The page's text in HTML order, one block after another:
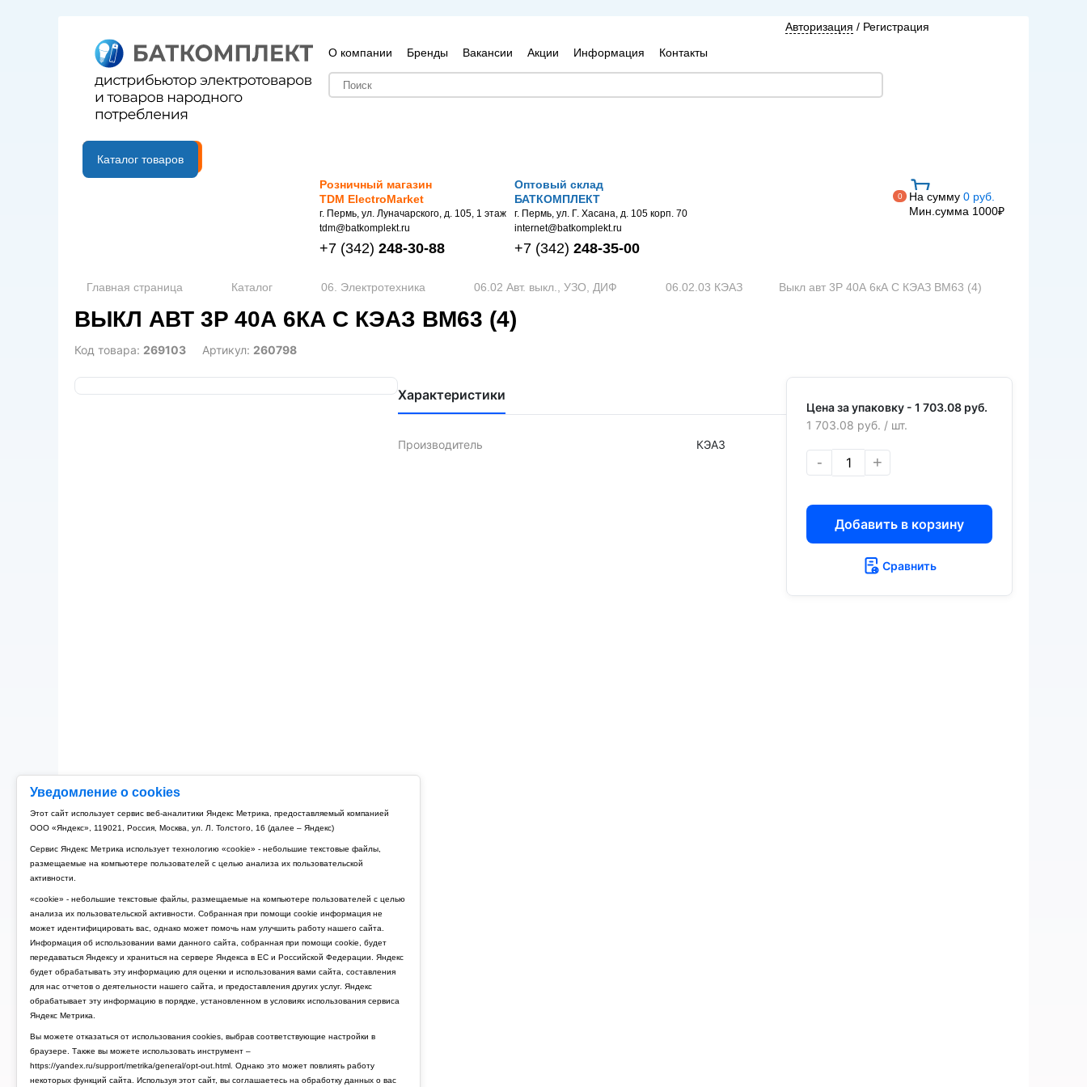
Уведомление о cookies
Этот сайт использует сервис веб-аналитики Яндекс Метрика, предоставляемый компанией
ООО «Яндекс», 119021, Россия, Москва, ул. Л. Толстого, 16 (далее – Яндекс)
Сервис Яндекс Метрика использует технологию «cookie» - небольшие текстовые файлы,
размещаемые на компьютере пользователей с целью анализа их пользовательской
активности.
«cookie» - небольшие текстовые файлы, размещаемые на компьютере пользователей с целью
анализа их пользовательской активности. Собранная при помощи cookie информация не
может идентифицировать вас, однако может помочь нам улучшить работу нашего сайта.
Информация об использовании вами данного сайта, собранная при помощи cookie, будет
передаваться Яндексу и храниться на сервере Яндекса в ЕС и Российской Федерации. Яндекс
будет обрабатывать эту информацию для оценки и использования вами сайта, составления
для нас отчетов о деятельности нашего сайта, и предоставления других услуг. Яндекс
обрабатывает эту информацию в порядке, установленном в условиях использования сервиса
Яндекс Метрика.
Вы можете отказаться от использования cookies, выбрав соответствующие настройки в
браузере. Также вы можете использовать инструмент –
https://yandex.ru/support/metrika/general/opt-out.html. Однако это может повлиять работу
некоторых функций сайта. Используя этот сайт, вы соглашаетесь на обработку данных о вас
О компании Бренды Вакансии Акции Информация Контакты
Авторизация / Регистрация
B2B портал
Каталог товаров
Розничный магазин
TDM ElectroMarket
г. Пермь, ул. Луначарского, д. 105, 1 этаж
tdm@batkomplekt.ru
+7 (342) 248-30-88
Оптовый склад
БАТКОМПЛЕКТ
г. Пермь, ул. Г. Хасана, д. 105 корп. 70
internet@batkomplekt.ru
+7 (342) 248-35-00
0 На сумму 0 руб.
Мин.сумма 1000₽
Главная страница Каталог 06. Электротехника 06.02 Авт. выкл., УЗО, ДИФ 06.02.03 КЭАЗ Выкл авт 3P 40А 6кА C КЭАЗ ВМ63 (4)
ВЫКЛ АВТ 3P 40А 6КА C КЭАЗ ВМ63 (4)
Код товара: 269103 Артикул: 260798
Характеристики
Производитель КЭАЗ
Цена за упаковку - 1 703.08 руб.
1 703.08 руб. / шт.
- +
Добавить в корзину
Сравнить